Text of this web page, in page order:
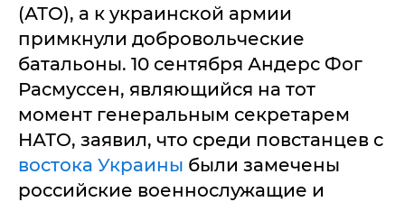
(АТО), а к украинской армии
примкнули добровольческие
батальоны. 10 сентября Андерс Фог
Расмуссен, являющийся на тот
момент генеральным секретарем
НАТО, заявил, что среди повстанцев с
востока Украины были замечены
российские военнослужащие и